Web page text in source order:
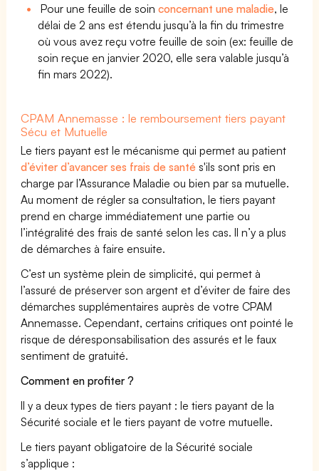
Pour une feuille de soinconcernant une maladie, le
délai de 2 ans est étendu jusqu’à la fin du trimestre
où vous avez reçu votre feuille de soin (ex: feuille de
soin reçue en janvier 2020, elle sera valable jusqu’à
fin mars 2022).
CPAM Annemasse : le remboursement tiers payant
Sécu et Mutuelle
Le tiers payant est le mécanisme qui permet au patient
d’éviter d’avancer ses frais de santé s'ils sont pris en
charge par l’Assurance Maladie ou bien par sa mutuelle.
Au moment de régler sa consultation, le tiers payant
prend en charge immédiatement une partie ou
l’intégralité des frais de santé selon les cas. Il n’y a plus
de démarches à faire ensuite.
C’est un système plein de simplicité, qui permet à
l’assuré de préserver son argent et d’éviter de faire des
démarches supplémentaires auprès de votre CPAM
Annemasse. Cependant, certains critiques ont pointé le
risque de déresponsabilisation des assurés et le faux
sentiment de gratuité.
Comment en profiter ?
Il y a deux types de tiers payant : le tiers payant de la
Sécurité sociale et le tiers payant de votre mutuelle.
Le tiers payant obligatoire de la Sécurité sociale
s’applique :